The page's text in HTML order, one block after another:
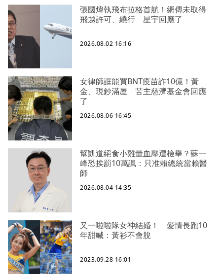
張國煒執飛布拉格首航！網傳未取得
飛越許可、繞行 星宇回應了
2026.08.02 16:16
女律師誆能買BNT疫苗詐10億！黃
金、現鈔滿屋 苦主慈濟基金會回應
了
2026.08.06 16:45
幫凱道絕食小雞量血壓遭檢舉？蘇一
峰恐挨罰10萬諷：只准賴總統當賴醫
師
2026.08.04 14:35
又一啦啦隊女神結婚！ 愛情長跑10
年甜喊：黃衫不會脫
2023.09.28 16:01